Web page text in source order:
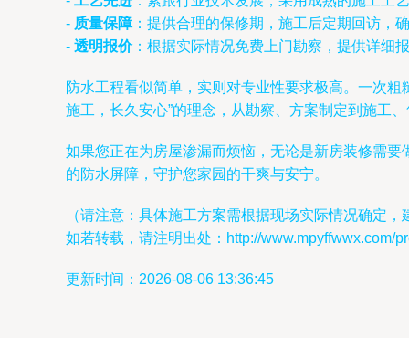
- 质量保障：提供合理的保修期，施工后定期回访，
- 透明报价：根据实际情况免费上门勘察，提供详细
防水工程看似简单，实则对专业性要求极高。一次
施工，长久安心”的理念，从勘察、方案制定到施工
如果您正在为房屋渗漏而烦恼，无论是新房装修需
的防水屏障，守护您家园的干爽与安宁。
（请注意：具体施工方案需根据现场实际情况确定
如若转载，请注明出处：http://www.mpyffwwx.com/
更新时间：2026-08-06 13:36:45